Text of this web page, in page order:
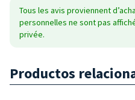
Tous les avis proviennent
personnelles ne sont pas
privée.
Productos